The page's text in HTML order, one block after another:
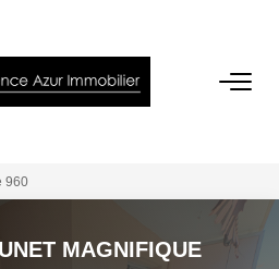
960
MAGNIFIQUE